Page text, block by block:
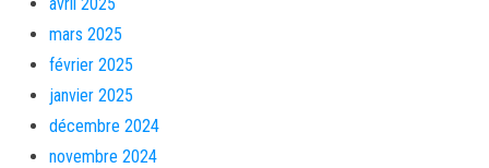
mars 2025
février 2025
janvier 2025
décembre 2024
novembre 2024